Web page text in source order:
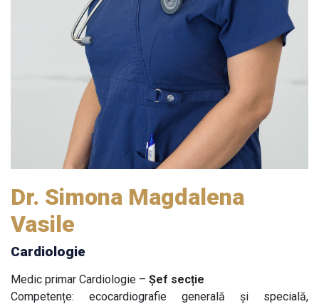
Dr. Simona Magdalena
Vasile
Cardiologie
Medic primar Cardiologie – Șef secție
Competențe: ecocardiografie generală și specială,